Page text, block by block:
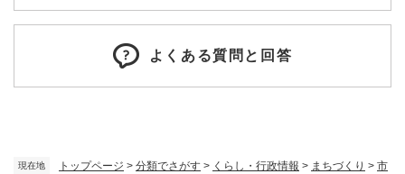
現在地 トップページ > 分類でさがす > くらし・行政情報 > まちづくり > 市
よくある質問と回答